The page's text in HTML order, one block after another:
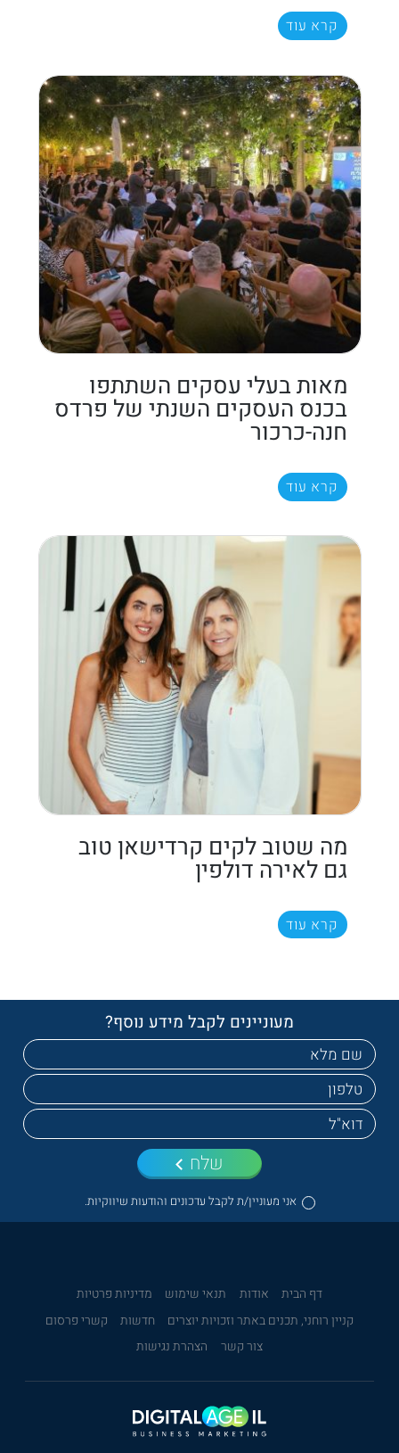
קרא עוד
מאות בעלי עסקים השתתפו
בכנס העסקים השנתי של פרדס
חנה-כרכור
קרא עוד
מה שטוב לקים קרדישאן טוב
גם לאירה דולפין
קרא עוד
מעוניינים לקבל מידע נוסף?
אני מעוניין/ת לקבל עדכונים והודעות שיווקיות.
שלח
דף הבית אודות תנאי שימוש
מדיניות פרטיות
קניין רוחני, תכנים באתר וזכויות יוצרים
חדשות
קשרי פרסום
צור קשר
הצהרת נגישות